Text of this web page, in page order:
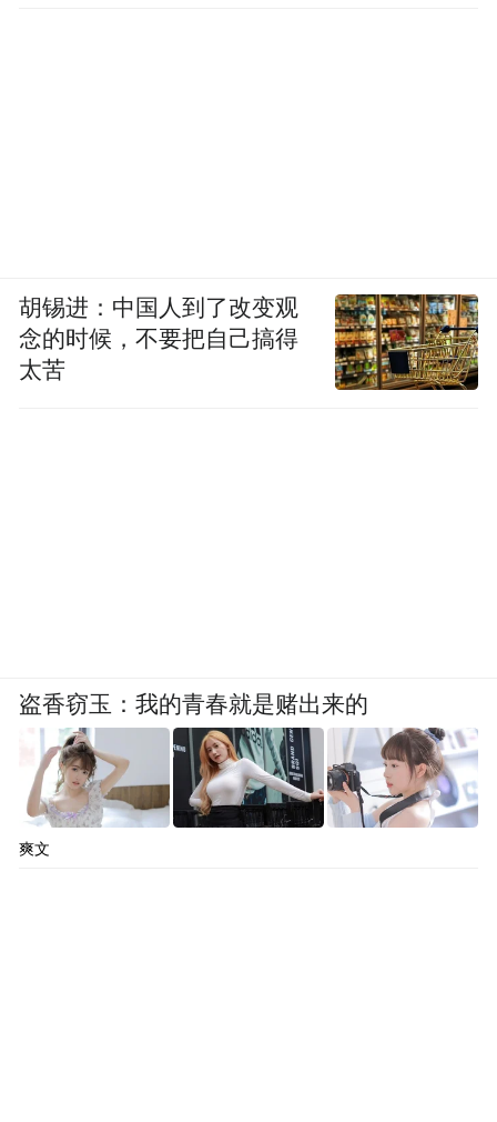
胡锡进：中国人到了改变观
念的时候，不要把自己搞得
太苦
盗香窃玉：我的青春就是赌出来的
爽文